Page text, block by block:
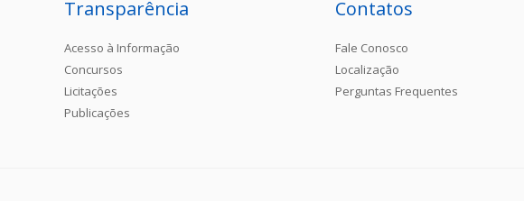
Transparência
Acesso à Informação
Concursos
Licitações
Publicações
Contatos
Fale Conosco
Localização
Perguntas Frequentes